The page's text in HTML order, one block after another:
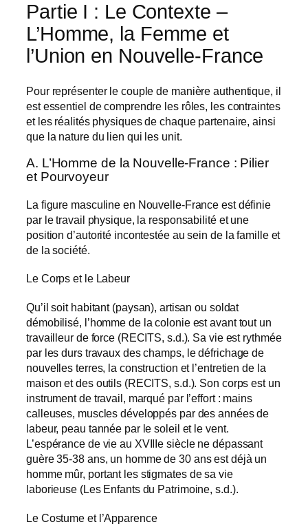
Partie I : Le Contexte –
L’Homme, la Femme et
l’Union en Nouvelle-France
Pour représenter le couple de manière authentique, il
est essentiel de comprendre les rôles, les contraintes
et les réalités physiques de chaque partenaire, ainsi
que la nature du lien qui les unit.
A. L’Homme de la Nouvelle-France : Pilier
et Pourvoyeur
La figure masculine en Nouvelle-France est définie
par le travail physique, la responsabilité et une
position d’autorité incontestée au sein de la famille et
de la société.
Le Corps et le Labeur
Qu’il soit habitant (paysan), artisan ou soldat
démobilisé, l’homme de la colonie est avant tout un
travailleur de force (RECITS, s.d.). Sa vie est rythmée
par les durs travaux des champs, le défrichage de
nouvelles terres, la construction et l’entretien de la
maison et des outils (RECITS, s.d.). Son corps est un
instrument de travail, marqué par l’effort : mains
calleuses, muscles développés par des années de
labeur, peau tannée par le soleil et le vent.
L’espérance de vie au XVIIIe siècle ne dépassant
guère 35-38 ans, un homme de 30 ans est déjà un
homme mûr, portant les stigmates de sa vie
laborieuse (Les Enfants du Patrimoine, s.d.).
Le Costume et l’Apparence